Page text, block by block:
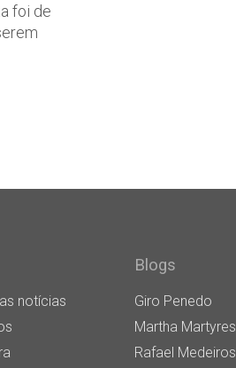
foi de
notícias
Blogs
Giro Penedo
Martha Martyres
Rafael Medeiros